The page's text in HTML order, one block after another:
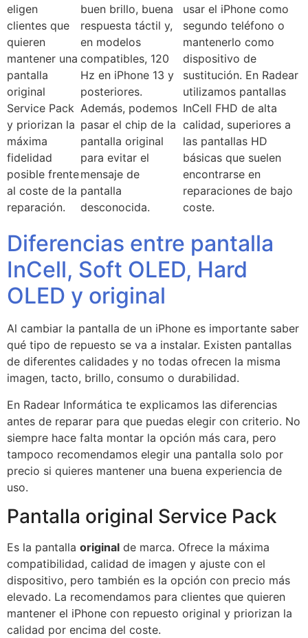
eligen
clientes que
quieren
mantener una
pantalla
original
Service Pack
y priorizan la
máxima
fidelidad
posible frente
al coste de la
reparación.
buen brillo, buena
respuesta táctil y,
en modelos
compatibles, 120
Hz en iPhone 13 y
posteriores.
Además, podemos
pasar el chip de la
pantalla original
para evitar el
mensaje de
pantalla
desconocida.
usar el iPhone como
segundo teléfono o
mantenerlo como
dispositivo de
sustitución. En Radear
utilizamos pantallas
InCell FHD de alta
calidad, superiores a
las pantallas HD
básicas que suelen
encontrarse en
reparaciones de bajo
coste.
Diferencias entre pantalla
InCell, Soft OLED, Hard
OLED y original
Al cambiar la pantalla de un iPhone es importante saber
qué tipo de repuesto se va a instalar. Existen pantallas
de diferentes calidades y no todas ofrecen la misma
imagen, tacto, brillo, consumo o durabilidad.
En Radear Informática te explicamos las diferencias
antes de reparar para que puedas elegir con criterio. No
siempre hace falta montar la opción más cara, pero
tampoco recomendamos elegir una pantalla solo por
precio si quieres mantener una buena experiencia de
uso.
Pantalla original Service Pack
Es la pantalla original de marca. Ofrece la máxima
compatibilidad, calidad de imagen y ajuste con el
dispositivo, pero también es la opción con precio más
elevado. La recomendamos para clientes que quieren
mantener el iPhone con repuesto original y priorizan la
calidad por encima del coste.